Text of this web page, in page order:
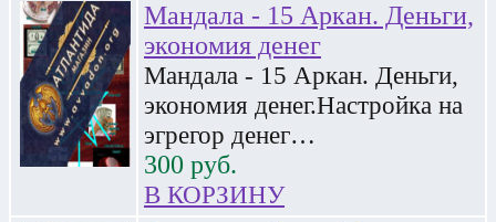
Мандала - 15 Аркан. Деньги,
экономия денег
Мандала - 15 Аркан. Деньги,
экономия денег.Настройка на
эгрегор денег…
300 руб.
В КОРЗИНУ